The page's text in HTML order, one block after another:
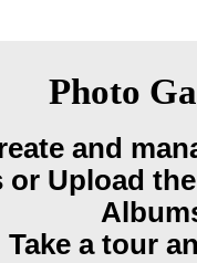
��
���
�����...
Photo
and
or Upload
Take a tour